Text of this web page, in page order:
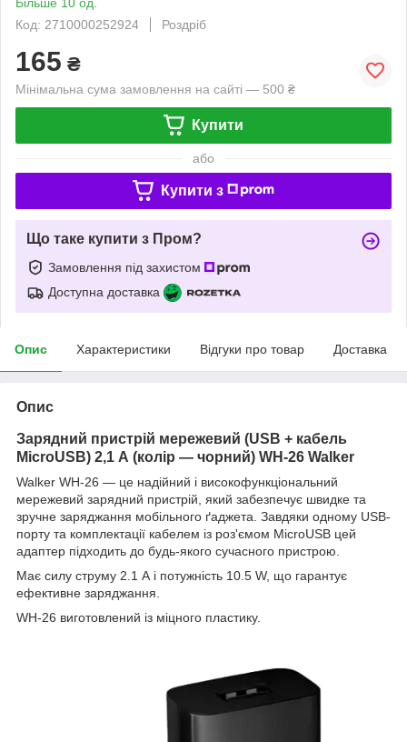
Код: 2710000252924
Роздріб
165 ₴
Мінімальна сума замовлення на сайті — 500 ₴
Купити
або
Купити з
Що таке купити з Пром?
Замовлення під захистом
Доступна доставка
Опис Характеристики Відгуки про товар Доставка
Опис
Зарядний пристрій мережевий (USB + кабель
MicroUSB) 2,1 А (колір — чорний) WH-26 Walker
Walker WH-26 — це надійний і високофункціональний
мережевий зарядний пристрій, який забезпечує швидке та
зручне заряджання мобільного ґаджета. Завдяки одному USB-
порту та комплектації кабелем із роз'ємом MicroUSB цей
адаптер підходить до будь-якого сучасного пристрою.
Має силу струму 2.1 А і потужність 10.5 W, що гарантує
ефективне заряджання.
WH-26 виготовлений із міцного пластику.